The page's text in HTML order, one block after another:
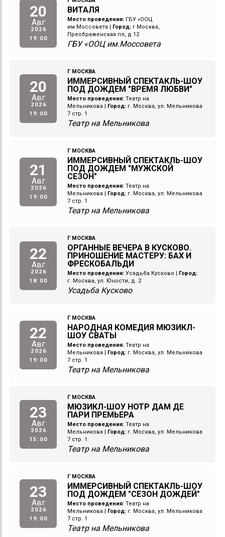
20
Авг
2026
19:00
ВИТАЛЯ
Место проведения: ГБУ «ООЦ
им.Моссовета
Город: г Москва,
Преображенская пл, д 12
ГБУ «ООЦ им.Моссовета
20
Авг
2026
19:00
Г МОСКВА
ИММЕРСИВНЫЙ СПЕКТАКЛЬ-ШОУ
ПОД ДОЖДЕМ "ВРЕМЯ ЛЮБВИ"
Место проведения: Театр на
Мельникова
Город: г. Москва, ул. Мельникова
7 стр. 1
Театр на Мельникова
21
Авг
2026
19:00
Г МОСКВА
ИММЕРСИВНЫЙ СПЕКТАКЛЬ-ШОУ
ПОД ДОЖДЕМ "МУЖСКОЙ
СЕЗОН"
Место проведения: Театр на
Мельникова
Город: г. Москва, ул. Мельникова
7 стр. 1
Театр на Мельникова
22
Авг
2026
18:00
Г МОСКВА
ОРГАННЫЕ ВЕЧЕРА В КУСКОВО.
ПРИНОШЕНИЕ МАСТЕРУ: БАХ И
ФРЕСКОБАЛЬДИ
Место проведения: Усадьба Кусково
Город:
г. Москва, ул. Юности, д. 2
Усадьба Кусково
22
Авг
2026
19:00
Г МОСКВА
НАРОДНАЯ КОМЕДИЯ МЮЗИКЛ-
ШОУ СВАТЫ
Место проведения: Театр на
Мельникова
Город: г. Москва, ул. Мельникова
7 стр. 1
Театр на Мельникова
23
Авг
2026
15:00
Г МОСКВА
МЮЗИКЛ-ШОУ НОТР ДАМ ДЕ
ПАРИ ПРЕМЬЕРА
Место проведения: Театр на
Мельникова
Город: г. Москва, ул. Мельникова
7 стр. 1
Театр на Мельникова
23
Авг
2026
19:00
Г МОСКВА
ИММЕРСИВНЫЙ СПЕКТАКЛЬ-ШОУ
ПОД ДОЖДЕМ "СЕЗОН ДОЖДЕЙ"
Место проведения: Театр на
Мельникова
Город: г. Москва, ул. Мельникова
7 стр. 1
Театр на Мельникова